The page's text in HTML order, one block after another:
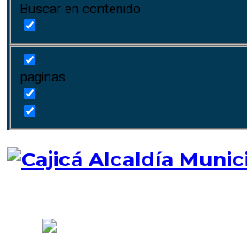
Buscar en contenido
paginas